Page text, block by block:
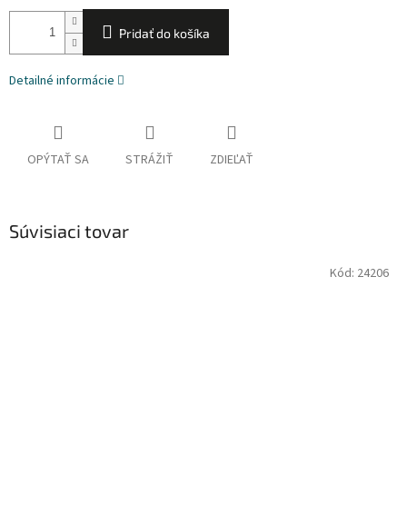
Pridať do košíka
Detailné informácie
OPÝTAŤ SA STRÁŽIŤ ZDIEĽAŤ
Súvisiaci tovar
Kód: 24206